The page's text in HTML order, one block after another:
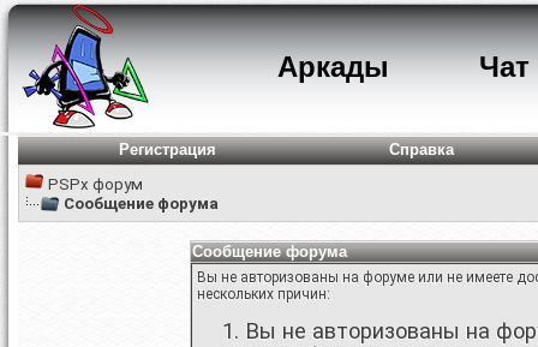
Аркады Чат
Регистрация
Справка
PSPx форум
Сообщение форума
Сообщение форума
Вы не авторизованы на форуме или не имеете
нескольких причин:
Вы не авторизованы на